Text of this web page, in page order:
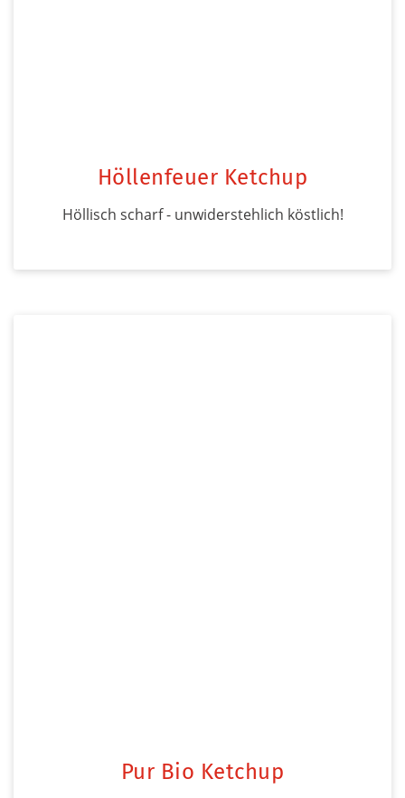
Höllenfeuer Ketchup
Höllisch scharf - unwiderstehlich köstlich!
Pur Bio Ketchup